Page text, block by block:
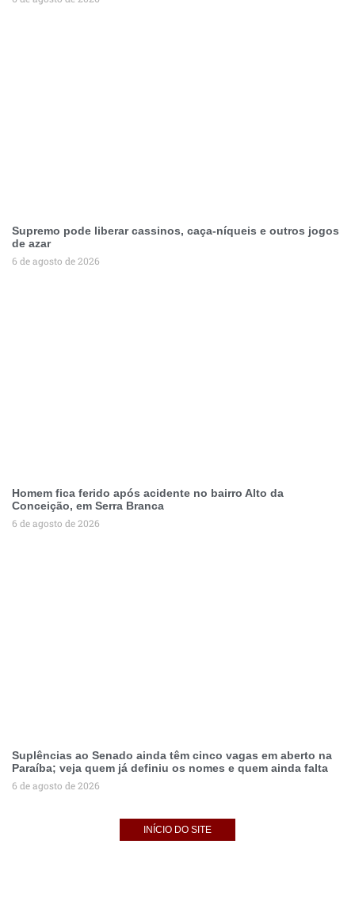
Supremo pode liberar cassinos, caça-níqueis e outros jogos
de azar
6 de agosto de 2026
Homem fica ferido após acidente no bairro Alto da
Conceição, em Serra Branca
6 de agosto de 2026
Suplências ao Senado ainda têm cinco vagas em aberto na
Paraíba; veja quem já definiu os nomes e quem ainda falta
6 de agosto de 2026
INÍCIO DO SITE